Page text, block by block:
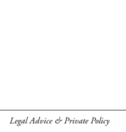
Legal Advice & Private Policy